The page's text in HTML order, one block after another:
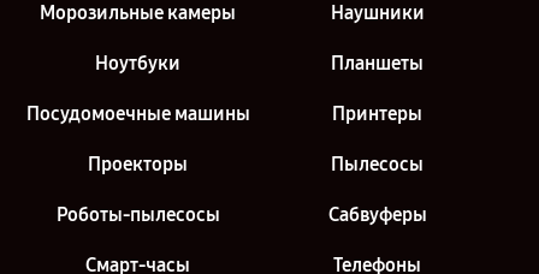
Морозильные камеры Наушники
Ноутбуки Планшеты
Посудомоечные машины Принтеры
Проекторы Пылесосы
Роботы-пылесосы Сабвуферы
Смарт-часы Телефоны